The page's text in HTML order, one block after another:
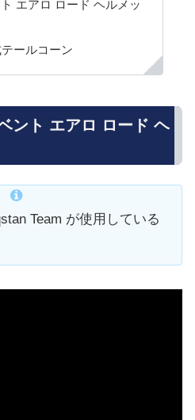
エアロ ロード ヘルメッ
ールコーン
ント エアロ ロード ヘ
Team が使用している